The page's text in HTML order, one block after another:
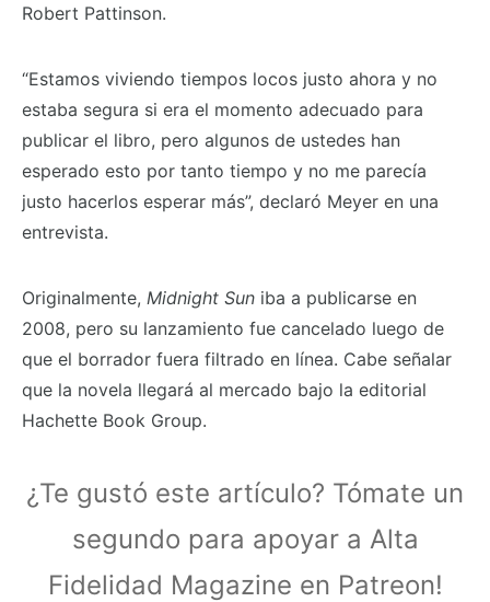
Robert Pattinson.
“Estamos viviendo tiempos locos justo ahora y no
estaba segura si era el momento adecuado para
publicar el libro, pero algunos de ustedes han
esperado esto por tanto tiempo y no me parecía
justo hacerlos esperar más”, declaró Meyer en una
entrevista.
Originalmente, Midnight Sun iba a publicarse en
2008, pero su lanzamiento fue cancelado luego de
que el borrador fuera filtrado en línea. Cabe señalar
que la novela llegará al mercado bajo la editorial
Hachette Book Group.
¿Te gustó este artículo? Tómate un
segundo para apoyar a Alta
Fidelidad Magazine en Patreon!